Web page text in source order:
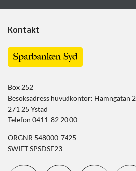
Kontakt
Box 252
Besöksadress huvudkontor: Hamngatan 2
271 25 Ystad
Telefon 0411-82 20 00
ORGNR 548000-7425
SWIFT SPSDSE23